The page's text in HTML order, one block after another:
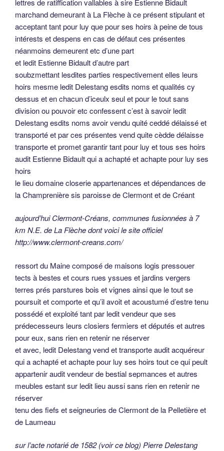
lettres de ratiffication vallables à sire Estienne Bidault
marchand demeurant à La Flèche à ce présent stipulant et
acceptant tant pour luy que pour ses hoirs à peine de tous
intérests et despens en cas de défaut ces présentes
néanmoins demeurent etc d’une part
et ledit Estienne Bidault d’autre part
soubzmettant lesdites parties respectivement elles leurs
hoirs mesme ledit Delestang esdits noms et qualités cy
dessus et en chacun d’iceulx seul et pour le tout sans
division ou pouvoir etc confessent c’est à savoir ledit
Delestang esdits noms avoir vendu quité ceddé délaissé et
transporté et par ces présentes vend quite cèdde délaisse
transporte et promet garantir tant pour luy et tous ses hoirs
audit Estienne Bidault qui a achapté et achapte pour luy ses
hoirs
le lieu domaine closerie appartenances et dépendances de
la Champrenière sis paroisse de Clermont et de Créant
aujourd’hui Clermont-Créans, communes fusionnées à 7
km N.E. de La Flèche dont voici le site officiel
http://www.clermont-creans.com/
ressort du Maine composé de maisons logis pressouer
tects à bestes et cours rues yssues et jardins vergers
terres prés parstures bois et vignes ainsi que le tout se
poursuit et comporte et qu’il avoit et acoustumé d’estre tenu
possédé et exploité tant par ledit vendeur que ses
prédecesseurs leurs closiers fermiers et députés et autres
pour eux, sans rien en retenir ne réserver
et avec, ledit Delestang vend et transporte audit acquéreur
qui a achapté et achapte pour luy ses hoirs tout ce qui peult
appartenir audit vendeur de bestial sepmances et autres
meubles estant sur ledit lieu aussi sans rien en retenir ne
réserver
tenu des fiefs et seigneuries de Clermont de la Pelletière et
de Laumeau
sur l’acte notarié de 1582 (voir ce blog) Pierre Delestang